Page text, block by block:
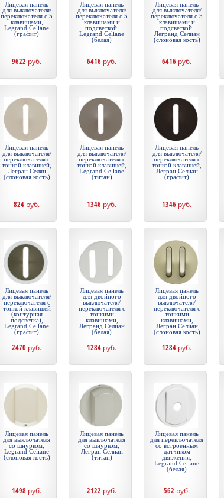
Лицевая панель
для выключателя/
переключателя с 5
клавишами,
Legrand Celiane
(графит)
9622 руб.
Лицевая панель
для выключателя/
переключателя с 5
клавишами и
подсветкой,
Legrand Celiane
(белая)
6416 руб.
Лицевая панель
для выключателя/
переключателя с 5
клавишами и
подсветкой,
Легранд Селиан
(слоновая кость)
6416 руб.
Лицевая панель
для выключателя/
переключателя с
тонкой клавишей,
Легран Селян
(слоновая кость)
824 руб.
Лицевая панель
для выключателя/
переключателя с
тонкой клавишей,
Legrand Celiane
(титан)
1346 руб.
Лицевая панель
для выключателя/
переключателя с
тонкой клавишей,
Легран Селиан
(графит)
1346 руб.
Лицевая панель
для выключателя/
переключателя с
тонкой клавишей
(контурная
подсветка),
Legrand Celiane
(графит)
2470 руб.
Лицевая панель
для двойного
выключателя/
переключателя с
тонкими
клавишами,
Легранд Селиан
(белая)
1284 руб.
Лицевая панель
для двойного
выключателя/
переключателя с
тонкими
клавишами,
Легран Селиан
(слоновая кость)
1284 руб.
Лицевая панель
для выключателя
со шнурком,
Legrand Celiane
(слоновая кость)
1498 руб.
Лицевая панель
для выключателя
со шнурком,
Легран Селиан
(титан)
2122 руб.
Лицевая панель
для переключателя
со встроенным
датчиком
движения,
Legrand Celiane
(белая)
562 руб.